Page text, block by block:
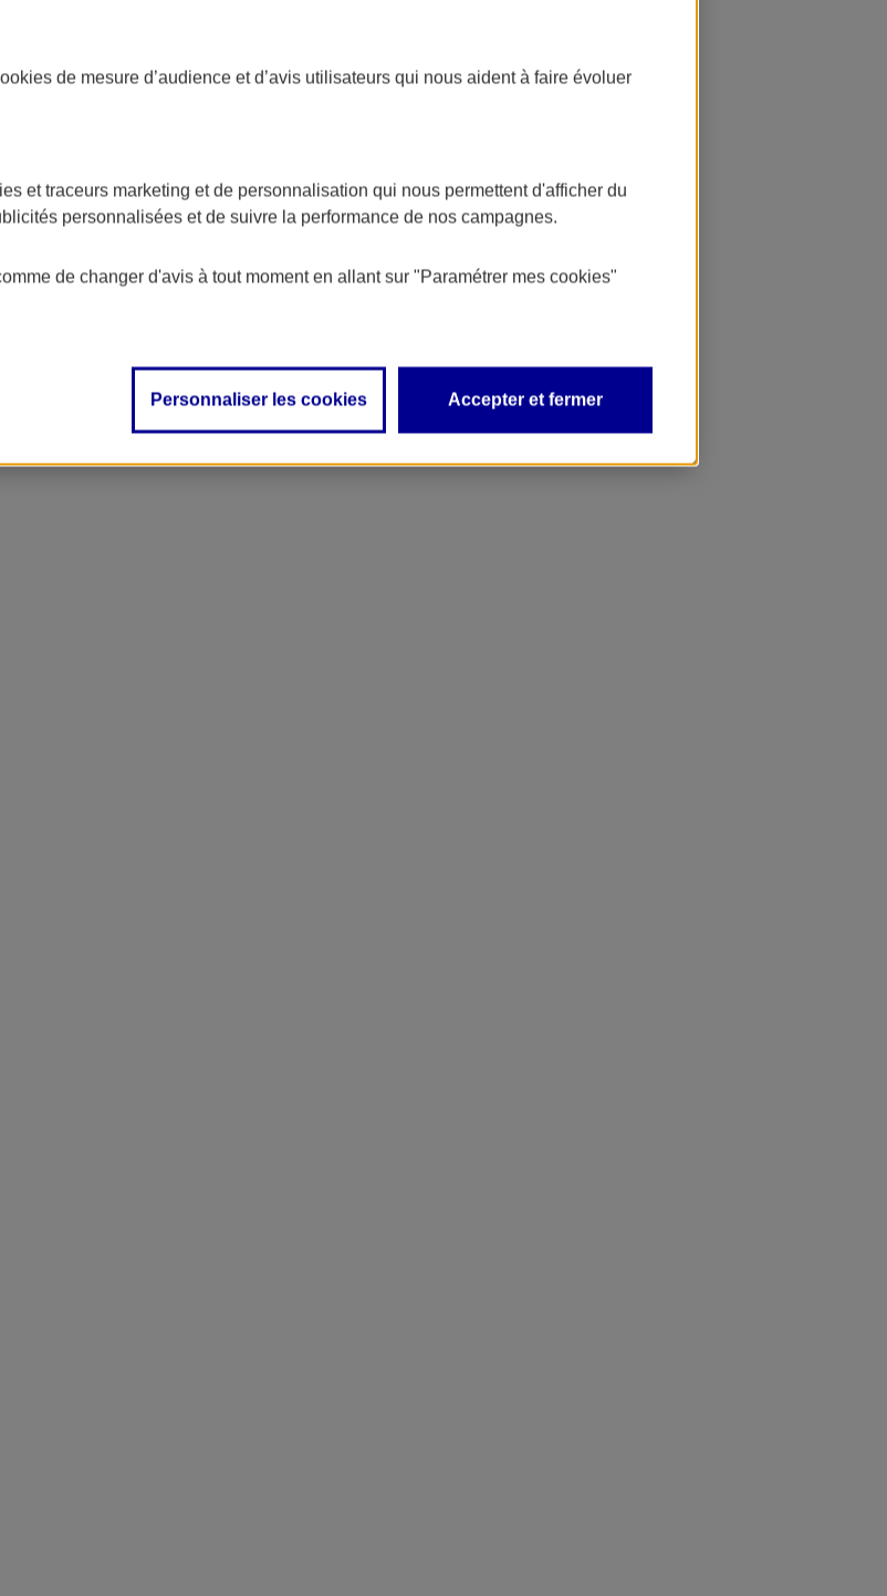
de mesure d’audience et d’avis utilisateurs qui nous aident à faire évoluer
et traceurs marketing et de personnalisation qui nous permettent d'afficher du
personnalisées et de suivre la performance de nos campagnes.
de changer d'avis à tout moment en allant sur "Paramétrer mes cookies"
Personnaliser les cookies Accepter et fermer